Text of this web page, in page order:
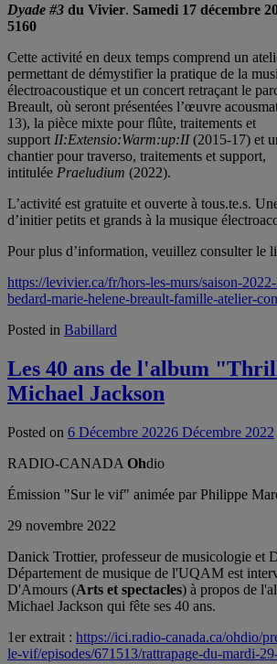
Dyade #3 du Vivier. Samedi 17 décembre
5160
Cette activité en deux temps comprend un
permettant de démystifier la pratique de la
électroacoustique et un concert retraçant le
Breault, où seront présentées l’œuvre
13), la pièce mixte pour flûte, traitements et
support II:Extensio:Warm:up:II(2015-17) et
chantier pour traverso, traitements et support,
intitulée Praeludium (2022).
L’activité est gratuite et ouverte à tous.te.s.
d’initier petits et grands à la musique
Pour plus d’information, veuillez consulter le
https://levivier.ca/fr/hors-les-murs/saison-
bedard-marie-helene-breault-famille-atelier-
Posted in Babillard
Les 40 ans de l'album
Michael Jackson
Posted on 6 Décembre 20226 Décembre 2022
RADIO-CANADA Ohdio
Émission "Sur le vif" animée par Philippe
29 novembre 2022
Danick Trottier, professeur de musicologie et
Département de musique de l'UQAM est
D'Amours (Arts et spectacles) à propos de
Michael Jackson qui fête ses 40 ans.
1er extrait : https://ici.radio-canada.ca/ohdio/
le-vif/episodes/671513/rattrapage-du-mardi-